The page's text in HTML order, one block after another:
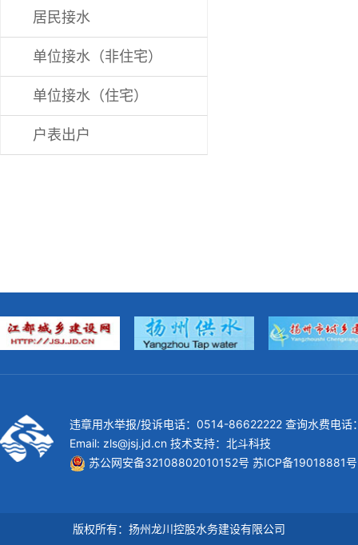
居民接水
单位接水（非住宅）
单位接水（住宅）
户表出户
违章用水举报/投诉电话：0514-86622222 查询水费电
Email: zls@jsj.jd.cn 技术支持： 北斗科技
苏公网安备32108802010152号 苏ICP备19018881
版权所有：扬州龙川控股水务建设有限公司